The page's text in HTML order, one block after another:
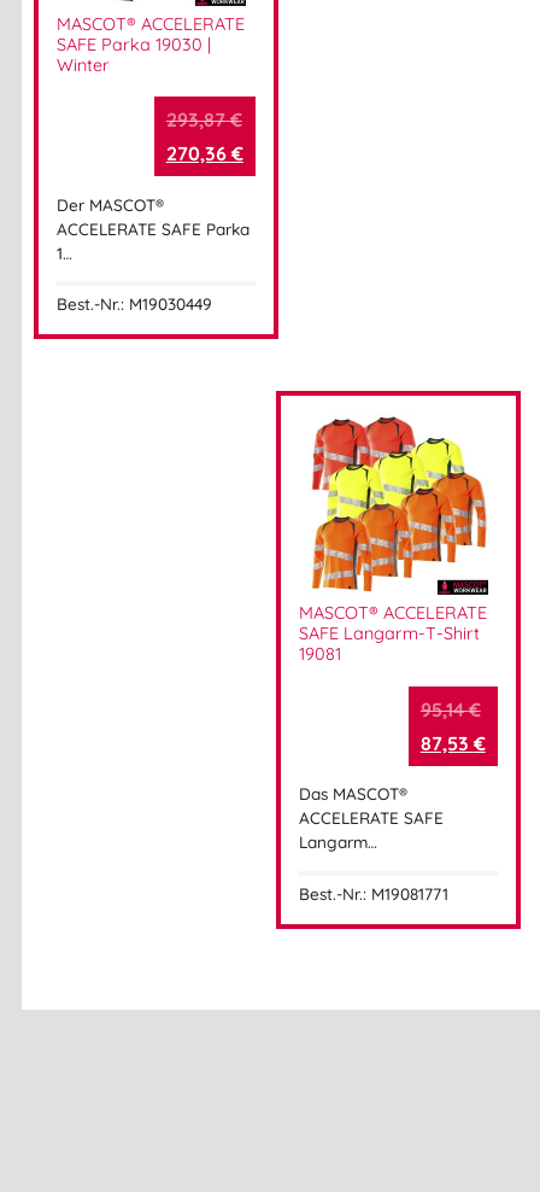
MASCOT® ACCELERATE
SAFE Parka 19030 |
Winter
293,87€
270,36 €
Der MASCOT®
ACCELERATE SAFE Parka
1…
Best.-Nr.: M19030449
MASCOT® ACCELERATE
SAFE Langarm-T-Shirt
19081
95,14€
87,53 €
Das MASCOT®
ACCELERATE SAFE
Langarm…
Best.-Nr.: M19081771